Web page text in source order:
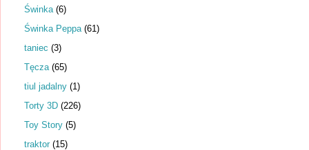
Świnka (6)
Świnka Peppa (61)
taniec (3)
Tęcza (65)
tiul jadalny (1)
Torty 3D (226)
Toy Story (5)
traktor (15)